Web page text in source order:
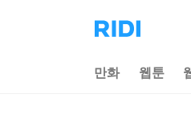
리
디
으
만화 웹툰